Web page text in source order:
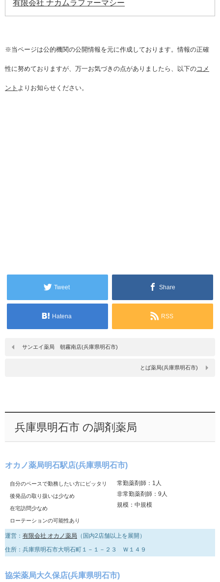
有限会社 ナカムラファーマシー
※当ページは公的機関の公開情報を元に作成しております。情報の正確
性に努めておりますが、万一お気づきの点がありましたら、以下のコメ
ント よりお知らせください。
Tweet Share
Hatena RSS
サンエイ薬局 朝霧南店(兵庫県明石市)
とば薬局(兵庫県明石市)
兵庫県明石市 の調剤薬局
オカノ薬局明石駅店(兵庫県明石市)
自分のペースで勤務したい方にピッタリ
後発品の取り扱いは少なめ
在宅訪問少なめ
ローテーションの可能性あり
常勤薬剤師：1人
非常勤薬剤師：9人
規模：中規模
運営： 有限会社 オカノ薬局 （国内2店舗以上を展開）
住所：兵庫県明石市大明石町１－１－２３ Ｗ１４９
協栄薬局大久保店(兵庫県明石市)